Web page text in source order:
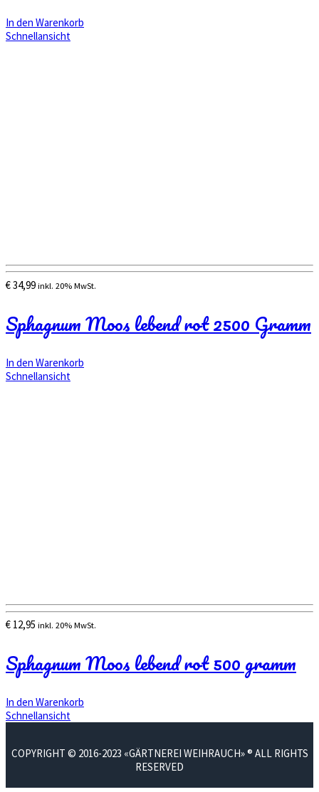
In den Warenkorb
Schnellansicht
€34,99 inkl. 20% MwSt.
Sphagnum Moos lebend rot 2500 Gramm
In den Warenkorb
Schnellansicht
€ 12,95 inkl. 20% MwSt.
Sphagnum Moos lebend rot 500 gramm
In den Warenkorb
Schnellansicht
COPYRIGHT © 2016-2023 «GÄRTNEREI WEIHRAUCH» ® ALL RIGHTS
RESERVED